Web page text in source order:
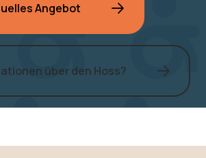
Angebot
über den Hoss?